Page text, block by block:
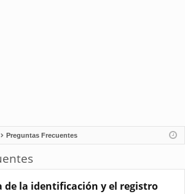
Preguntas Frecuentes
de la identificación y el registro